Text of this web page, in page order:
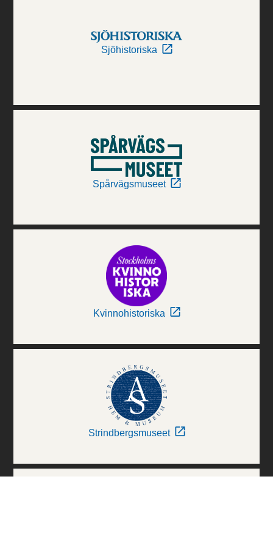
Sjöhistoriska
Spårvägsmuseet
Kvinnohistoriska
Strindbergsmuseet